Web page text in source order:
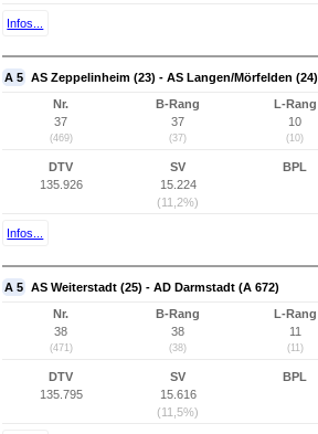
Infos...
A 5 AS Zeppelinheim (23) - AS Langen/Mörfelden (24)
Nr.
37
(469)
B-Rang
37
(37)
L-Rang
10
(10)
DTV
135.926
SV
15.224
(11,2%)
BPL
Infos...
A 5 AS Weiterstadt (25) - AD Darmstadt (A 672)
Nr.
38
(471)
B-Rang
38
(38)
L-Rang
11
(11)
DTV
135.795
SV
15.616
(11,5%)
BPL